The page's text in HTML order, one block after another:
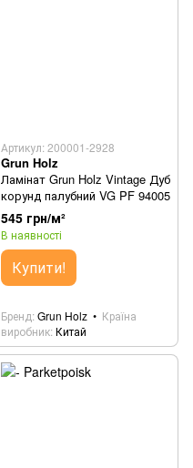
Артикул: 200001-2928
Grun Holz
Ламінат Grun Holz Vintage Дуб
корунд палубний VG PF 94005
545 грн/м²
В наявності
Купити!
Бренд Grun Holz
Країна
виробник Китай